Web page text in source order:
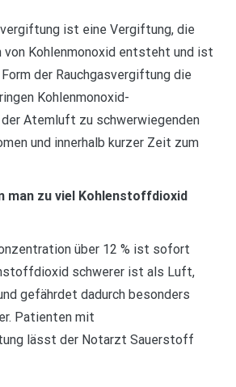
ist eine Vergiftung, die
von Kohlenmonoxid entsteht und ist
der Rauchgasvergiftung die
Kohlenmonoxid-
Atemluft zu schwerwiegenden
und innerhalb kurzer Zeit zum
man zu viel Kohlenstoffdioxid
über 12 % ist sofort
schwerer ist als Luft,
gefährdet dadurch besonders
Patienten mit
lässt der Notarzt Sauerstoff